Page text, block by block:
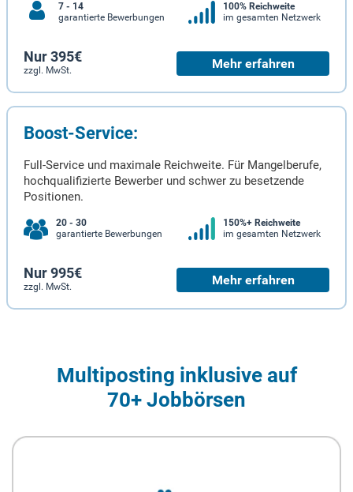
7 - 14
garantierte Bewerbungen
100% Reichweite
im gesamten Netzwerk
Nur 395€
zzgl. MwSt. Mehr erfahren
Boost-Service:
Full-Service und maximale Reichweite. Für Mangelberufe,
hochqualifizierte Bewerber und schwer zu besetzende
Positionen.
20 - 30
garantierte Bewerbungen
150%+ Reichweite
im gesamten Netzwerk
Nur 995€
zzgl. MwSt. Mehr erfahren
Multiposting inklusive auf
70+ Jobbörsen